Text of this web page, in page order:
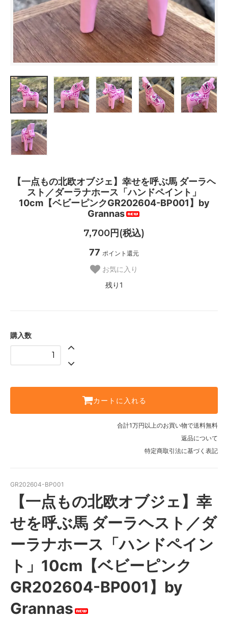
【一点もの北欧オブジェ】幸せを呼ぶ馬 ダーラヘ
スト／ダーラナホース「ハンドペイント」
10cm【ベビーピンクGR202604-BP001】by
Grannas
7,700円(税込)
77 ポイント還元
お気に入り
残り1
購入数
カートに入れる
合計1万円以上のお買い物で送料無料
返品について
特定商取引法に基づく表記
GR202604-BP001
【一点もの北欧オブジェ】幸
せを呼ぶ馬 ダーラヘスト／ダ
ーラナホース「ハンドペイン
ト」10cm【ベビーピンク
GR202604-BP001】by
Grannas